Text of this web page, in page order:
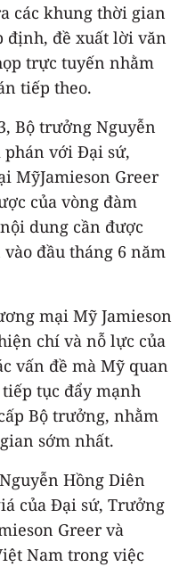
các khung thời gian
định, đề xuất lời văn
trực tuyến nhằm
tiếp theo.
Bộ trưởng Nguyễn
phán với Đại sứ,
MỹJamieson Greer
của vòng đàm
dung cần được
đầu tháng 6 năm
mại Mỹ Jamieson
chí và nỗ lực của
vấn đề mà Mỹ quan
tục đẩy mạnh
Bộ trưởng, nhằm
sớm nhất.
Hồng Diên
của Đại sứ, Trưởng
Greer và
Nam trong việc